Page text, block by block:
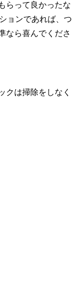
らって良かったな
ョンであれば、つ
なら喜んでくださ
クは掃除をしなく